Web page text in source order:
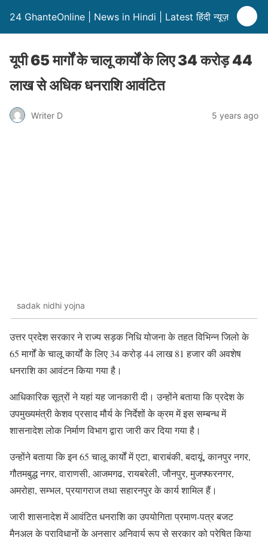
24 GhanteOnline | News in Hindi | Latest हिंदी न्यूज़
यूपी 65 मार्गों के चालू कार्यों के लिए 34 करोड़ 44
लाख से अधिक धनराशि आवंटित
Writer D 5 years ago
sadak nidhi yojna
उत्तर प्रदेश सरकार ने राज्य सड़क निधि योजना के तहत विभिन्न जिलो के
65 मार्गों के चालू कार्यों के लिए 34 करोड़ 44 लाख 81 हजार की अवशेष
धनराशि का आवंटन किया गया है।
आधिकारिक सूत्रों ने यहां यह जानकारी दी। उन्होंने बताया कि प्रदेश के
उपमुख्यमंत्री केशव प्रसाद मौर्य के निर्देशों के क्रम में इस सम्बन्ध में
शासनादेश लोक निर्माण विभाग द्वारा जारी कर दिया गया है।
उन्होंने बताया कि इन 65 चालू कार्यों में एटा, बाराबंकी, बदायूं, कानपुर नगर,
गौतमबुद्ध नगर, वाराणसी, आजमगढ, रायबरेली, जौनपुर, मुजफ्फरनगर,
अमरोहा, सम्भल, प्रयागराज तथा सहारनपुर के कार्य शामिल हैं।
जारी शासनादेश में आवंटित धनराशि का उपयोगिता प्रमाण-पत्र बजट
मैनुअल के प्राविधानों के अनुसार अनिवार्य रूप से सरकार को प्रेषित किया